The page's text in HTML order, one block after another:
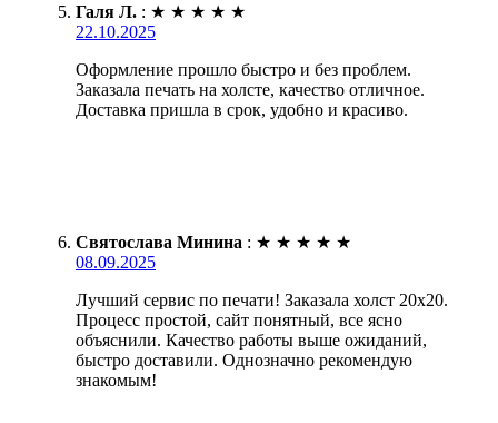
Галя Л. : ★ ★ ★ ★ ★
22.10.2025
Оформление прошло быстро и без проблем.
Заказала печать на холсте, качество отличное.
Доставка пришла в срок, удобно и красиво.
Святослава Минина : ★ ★ ★ ★ ★
08.09.2025
Лучший сервис по печати! Заказала холст 20х20.
Процесс простой, сайт понятный, все ясно
объяснили. Качество работы выше ожиданий,
быстро доставили. Однозначно рекомендую
знакомым!